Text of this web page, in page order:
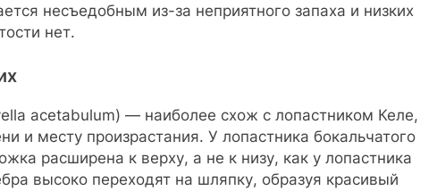
несъедобным из-за неприятного запаха и низких
нет.
acetabulum) — наиболее схож с лопастником Келе,
и месту произрастания. У лопастника бокальчатого
расширена к верху, а не к низу, как у лопастника
высоко переходят на шляпку, образуя красивый